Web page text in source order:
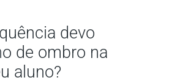
devo
de ombro na
aluno?